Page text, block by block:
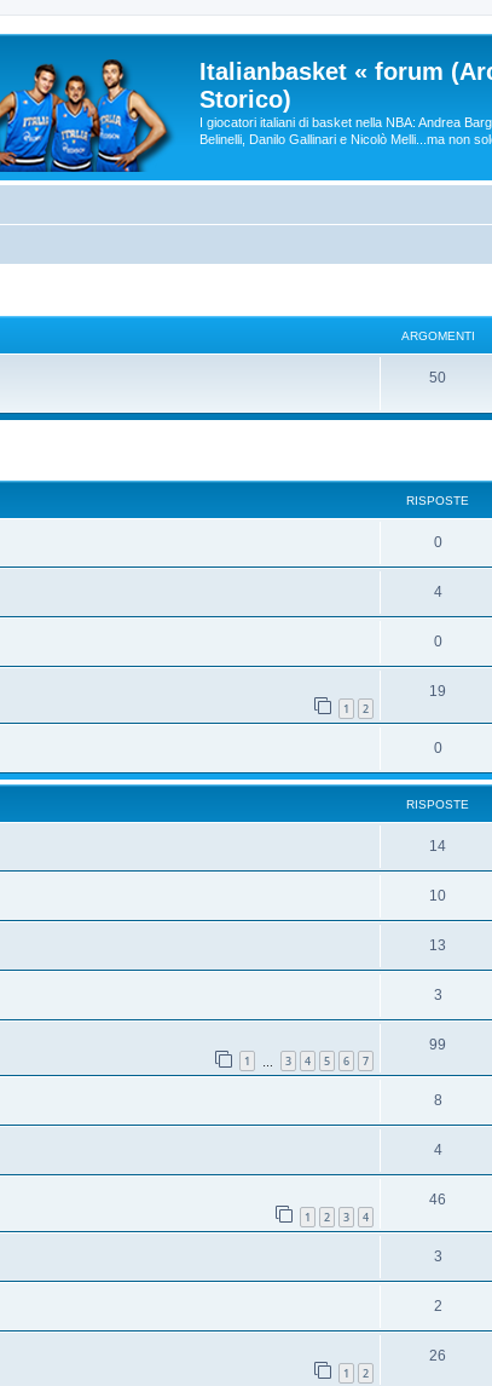
Italianbasket « forum
Storico)
I giocatori italiani di basket nella NBA: Andrea
Belinelli, Danilo Gallinari e Nicolò Melli...ma non
ARGOMENTI
50
RISPOSTE
0
4
0
1 2
19
0
RISPOSTE
14
10
13
3
1 3 4 5 6 7
99
8
4
1 2 3 4
46
3
2
1 2
26